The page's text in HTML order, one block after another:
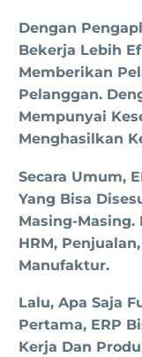
Dengan
Bekerja Lebih
Memberikan
Pelanggan.
Mempunyai
Menghasilkan
Secara Umum,
Yang Bisa
Masing-Masing.
HRM,
Manufaktur.
Lalu, Apa Saja
Pertama, ERP
Kerja Dan